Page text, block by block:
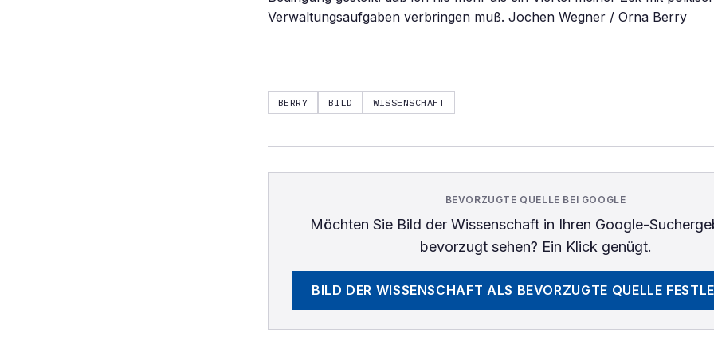
Verwaltungsaufgaben verbringen muß. Jochen Wegner / Orna Berry
BERRY BILD WISSENSCHAFT
BEVORZUGTE QUELLE BEI GOOGLE
Möchten Sie Bild der Wissenschaftin Ihren Google-
bevorzugt sehen? Ein Klick genügt.
BILD DER WISSENSCHAFT ALS BEVORZUGTE QUELLE